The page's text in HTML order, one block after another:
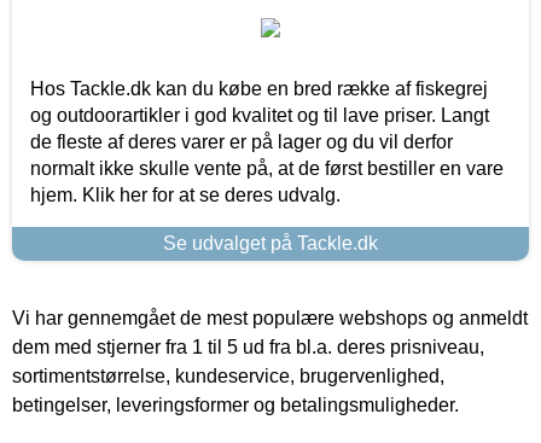
Hos Tackle.dk kan du købe en bred række af fiskegrej
og outdoorartikler i god kvalitet og til lave priser. Langt
de fleste af deres varer er på lager og du vil derfor
normalt ikke skulle vente på, at de først bestiller en vare
hjem. Klik her for at se deres udvalg.
Se udvalget på Tackle.dk
Vi har gennemgået de mest populære webshops og anmeldt
dem med stjerner fra 1 til 5 ud fra bl.a. deres prisniveau,
sortimentstørrelse, kundeservice, brugervenlighed,
betingelser, leveringsformer og betalingsmuligheder.